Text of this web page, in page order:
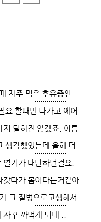
자주 먹은 후유증인
ㅠㅠㅠㅠ
요 할때만 나가고 에어
있네요 이렇게 에어컨
갈 것이고 전력은 더
요 이제는 변압기 과부
도 합니다
지 덜하진 않겠죠. 여름
요.ㅎ 겨울엔 추움 옷
데 ..여름은 집을나가
부움 좋겠네요.
생각했었는데 올해 더
되네요. 제발 비가 쏟
.
기가 대단하던걸요.
다시 지상으로 올라와
어제그랬죠. 엔간하면
에서 배달시키고 집
갓다가 몸이타는거같아
겠어요 처서가 되면
던데 이러다가 여름나
그 질병으로고생해서
잘 걸리는병이죠 여
꾸 까먹게 되네 ..